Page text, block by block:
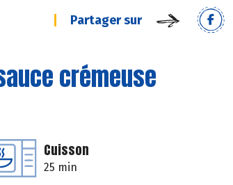
Partager sur
crémeuse
Cuisson
25 min